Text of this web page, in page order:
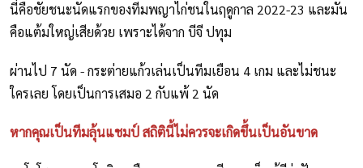
นี่คือชัยชนะนัดแรกของทีมพญาไก่ชนในฤดูกาล 2022-23 และมัน
คือแต้มใหญ่เสียด้วย เพราะได้จาก บีจี ปทุม
ผ่านไป 7 นัด - กระต่ายแก้วเล่นเป็นทีมเยือน 4 เกม และไม่ชนะ
ใครเลย โดยเป็นการเสมอ 2 กับแพ้ 2 นัด
หากคุณเป็นทีมลุ้นแชมป์ สถิตินี้ไม่ควรจะเกิดขึ้นเป็นอันขาด